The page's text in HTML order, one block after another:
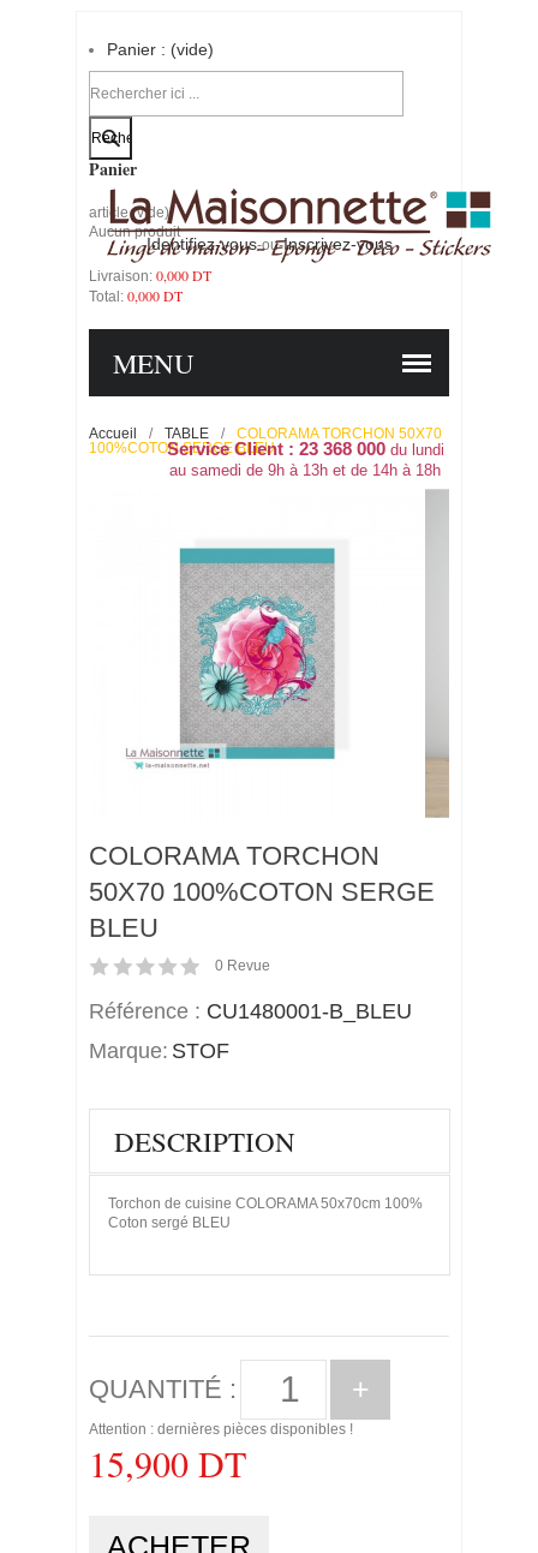
Identifiez-vous-ou-Inscrivez-vous
Panier : (vide)
Votre compte
Panier
article (vide)
Aucun produit
Livraison: 0,000 DT
Total: 0,000 DT
Service Client : 23 368 000du lundi
au samedi de 9h à 13h et de 14h à 18h
MENU
Accueil / TABLE /
COLORAMA TORCHON 50X70
100%COTON SERGE BLEU
COLORAMA TORCHON
50X70 100%COTON SERGE
BLEU
0 Revue
Référence : CU1480001-B_BLEU
Marque: STOF
DESCRIPTION
Torchon de cuisine COLORAMA 50x70cm 100%
Coton sergé BLEU
QUANTITÉ : +
Attention : dernières pièces disponibles !
15,900 DT